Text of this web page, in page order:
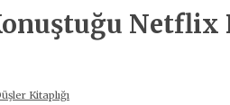
Netflix
Kitaplığı